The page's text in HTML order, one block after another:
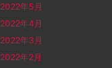
2022年5月
2022年4月
2022年3月
2022年2月